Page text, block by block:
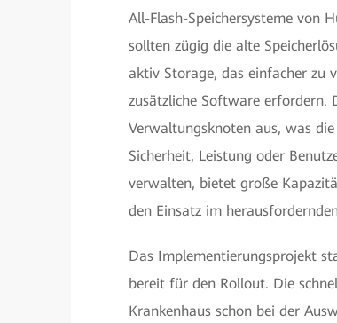
All-Flash-Speichersysteme von
sollten zügig die alte
aktiv Storage, das einfacher zu
zusätzliche Software erfordern.
Verwaltungsknoten aus, was
Sicherheit, Leistung oder
verwalten, bietet große
den Einsatz im
Das Implementierungsprojekt
bereit für den Rollout. Die
Krankenhaus schon bei der